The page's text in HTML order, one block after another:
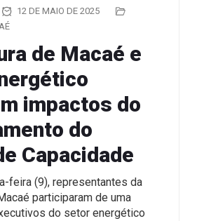
12 DE MAIO DE 2025
de Macaé e
impactos do
do
Capacidade
feira (9), representantes da
participaram de uma
do setor energético